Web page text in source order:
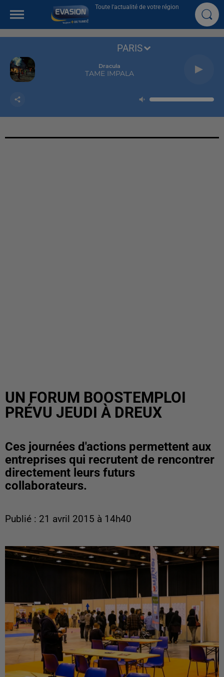
Toute l'actualité de votre région
Dracula
TAME IMPALA
PARIS
UN FORUM BOOSTEMPLOI
PRÉVU JEUDI À DREUX
Ces journées d'actions permettent aux
entreprises qui recrutent de rencontrer
directement leurs futurs
collaborateurs.
Publié : 21 avril 2015 à 14h40